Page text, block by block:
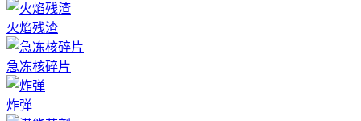
火焰残渣
急冻核碎片
炸弹